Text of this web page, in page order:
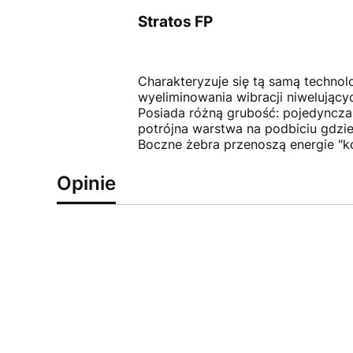
Stratos FP
Charakteryzuje się tą samą
wyeliminowania wibracji
Posiada różną grubość:
potrójna warstwa na podbiciu
Boczne żebra przenoszą energie
Opinie